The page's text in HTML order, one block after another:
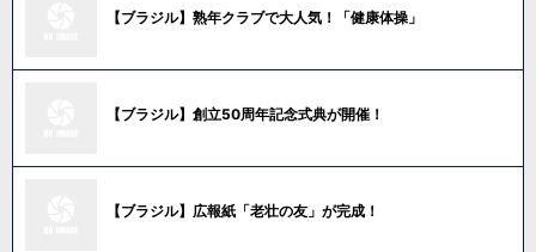
【ブラジル】熟年クラブで大人気！「健康体操」
【ブラジル】創立50周年記念式典が開催！
【ブラジル】広報紙「老壮の友」が完成！